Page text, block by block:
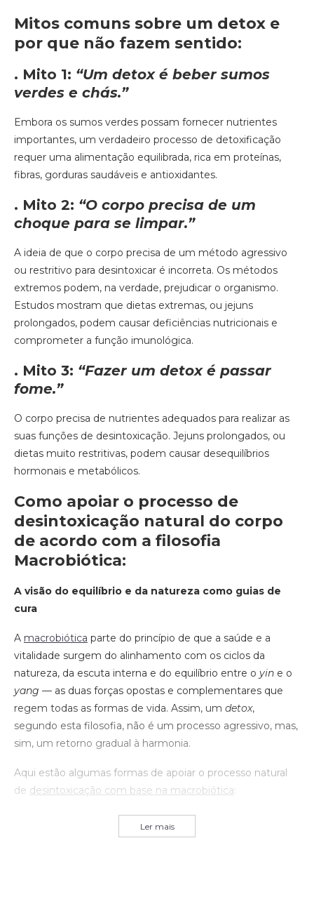
Mitos comuns sobre um detox e
por que não fazem sentido:
. Mito 1: “Um detox é beber sumos
verdes e chás.”
Embora os sumos verdes possam fornecer nutrientes
importantes, um verdadeiro processo de detoxificação
requer uma alimentação equilibrada, rica em proteínas,
fibras, gorduras saudáveis e antioxidantes.
. Mito 2: “O corpo precisa de um
choque para se limpar.”
A ideia de que o corpo precisa de um método agressivo
ou restritivo para desintoxicar é incorreta. Os métodos
extremos podem, na verdade, prejudicar o organismo.
Estudos mostram que dietas extremas, ou jejuns
prolongados, podem causar deficiências nutricionais e
comprometer a função imunológica.
. Mito 3: “Fazer um detox é passar
fome.”
O corpo precisa de nutrientes adequados para realizar as
suas funções de desintoxicação. Jejuns prolongados, ou
dietas muito restritivas, podem causar desequilíbrios
hormonais e metabólicos.
Como apoiar o processo de
desintoxicação natural do corpo
de acordo com a filosofia
Macrobiótica:
A visão do equilíbrio e da natureza como guias de
cura
A macrobiótica parte do princípio de que a saúde e a
vitalidade surgem do alinhamento com os ciclos da
natureza, da escuta interna e do equilíbrio entre o yin e o
yang — as duas forças opostas e complementares que
regem todas as formas de vida. Assim, um detox,
segundo esta filosofia, não é um processo agressivo, mas,
sim, um retorno gradual à harmonia.
Aqui estão algumas formas de apoiar o processo natural
de desintoxicação com base na macrobiótica:
Ler mais